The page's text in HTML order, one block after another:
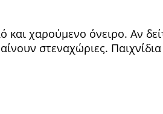
και χαρούμενο όνειρο. Αν
στεναχώριες.